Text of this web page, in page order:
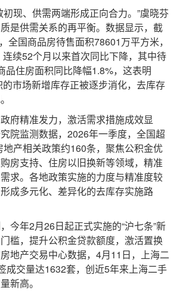
现、供需两端形成正向合力。”虞晓芬
是供需关系的再平衡。数据显示，截
全国商品房待售面积78601万平方米，
续52个月以来首次同比下降，其中待
品住房面积同比降幅1.8%，这表明
市场新增库存正被逐步消化，去库存
精准发力，激活需求措施成效显
院监测数据，2026年一季度，全国超
地产相关政策约160条，聚焦公积金优
房支持、住房以旧换新等领域，精准
求。各地政策实施的力度与精准度较
成多元化、差异化的去库存实施路
年2月26日起正式实施的“沪七条”新
槛，提升公积金贷款额度，激活置换
地产交易中心数据，4月11日，上海二
成交量达1632套，创近5年来上海二手
新高。